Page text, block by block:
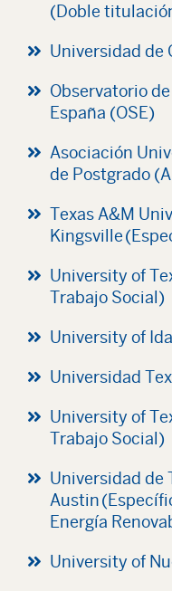
(Doble
Universidad de
Observatorio
España (OSE)
Asociación
de Postgrado
Texas A&M
Kingsville
University of
Trabajo Social)
University of
Universidad
University of
Trabajo Social)
Universidad de
Austin
Energía
University of